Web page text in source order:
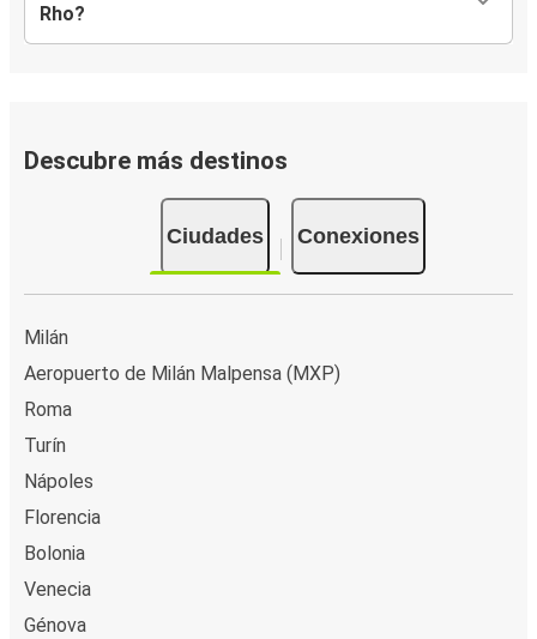
Rho?
Descubre más destinos
Ciudades Conexiones
Milán
Aeropuerto de Milán Malpensa (MXP)
Roma
Turín
Nápoles
Florencia
Bolonia
Venecia
Génova